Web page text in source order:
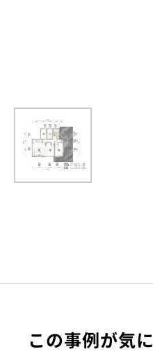
この事例が気